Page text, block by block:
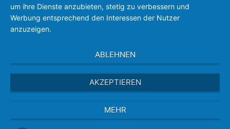
um ihre Dienste anzubieten, stetig zu verbessern und
Werbung entsprechend den Interessen der Nutzer
anzuzeigen.
ABLEHNEN
AKZEPTIEREN
MEHR